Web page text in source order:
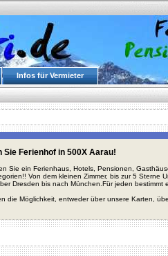
Infos für Vermieter
Sie Ferienhof in 500X Aarau!
Sie ein Ferienhaus, Hotels, Pensionen,
Von dem kleinen Zimmer, bis zur 5 Sterne
Dresden bis nach München.Für jeden bestimmt
die Möglichkeit, entweder über unsere Karten,